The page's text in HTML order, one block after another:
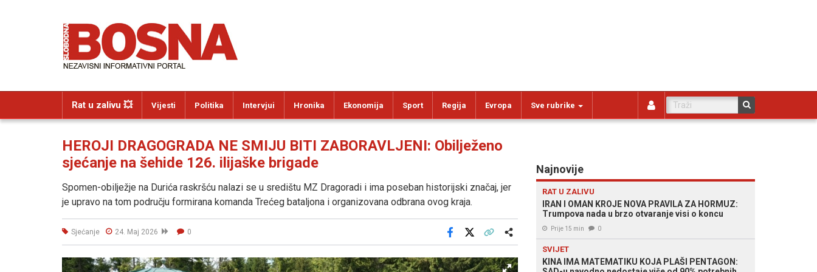
Rat u zalivu 💥 Vijesti Politika Intervjui Hronika Ekonomija Sport Regija Evropa Sve rubrike
HEROJI DRAGOGRADA NE SMIJU BITI ZABORAVLJENI: Obilježeno
sjećanje na šehide 126. ilijaške brigade
Spomen-obilježje na Durića raskršću nalazi se u središtu MZ Dragoradi i ima poseban historijski značaj, jer
je upravo na tom području formirana komanda Trećeg bataljona i organizovana odbrana ovog kraja.
Sjećanje 24. Maj 2026 0
Facebook
Najnovije
RAT U ZALIVU
IRAN I OMAN KROJE NOVA PRAVILA ZA HORMUZ:
Trumpova nada u brzo otvaranje visi o koncu
Prije 15 min 0
SVIJET
KINA IMA MATEMATIKU KOJA PLAŠI PENTAGON: